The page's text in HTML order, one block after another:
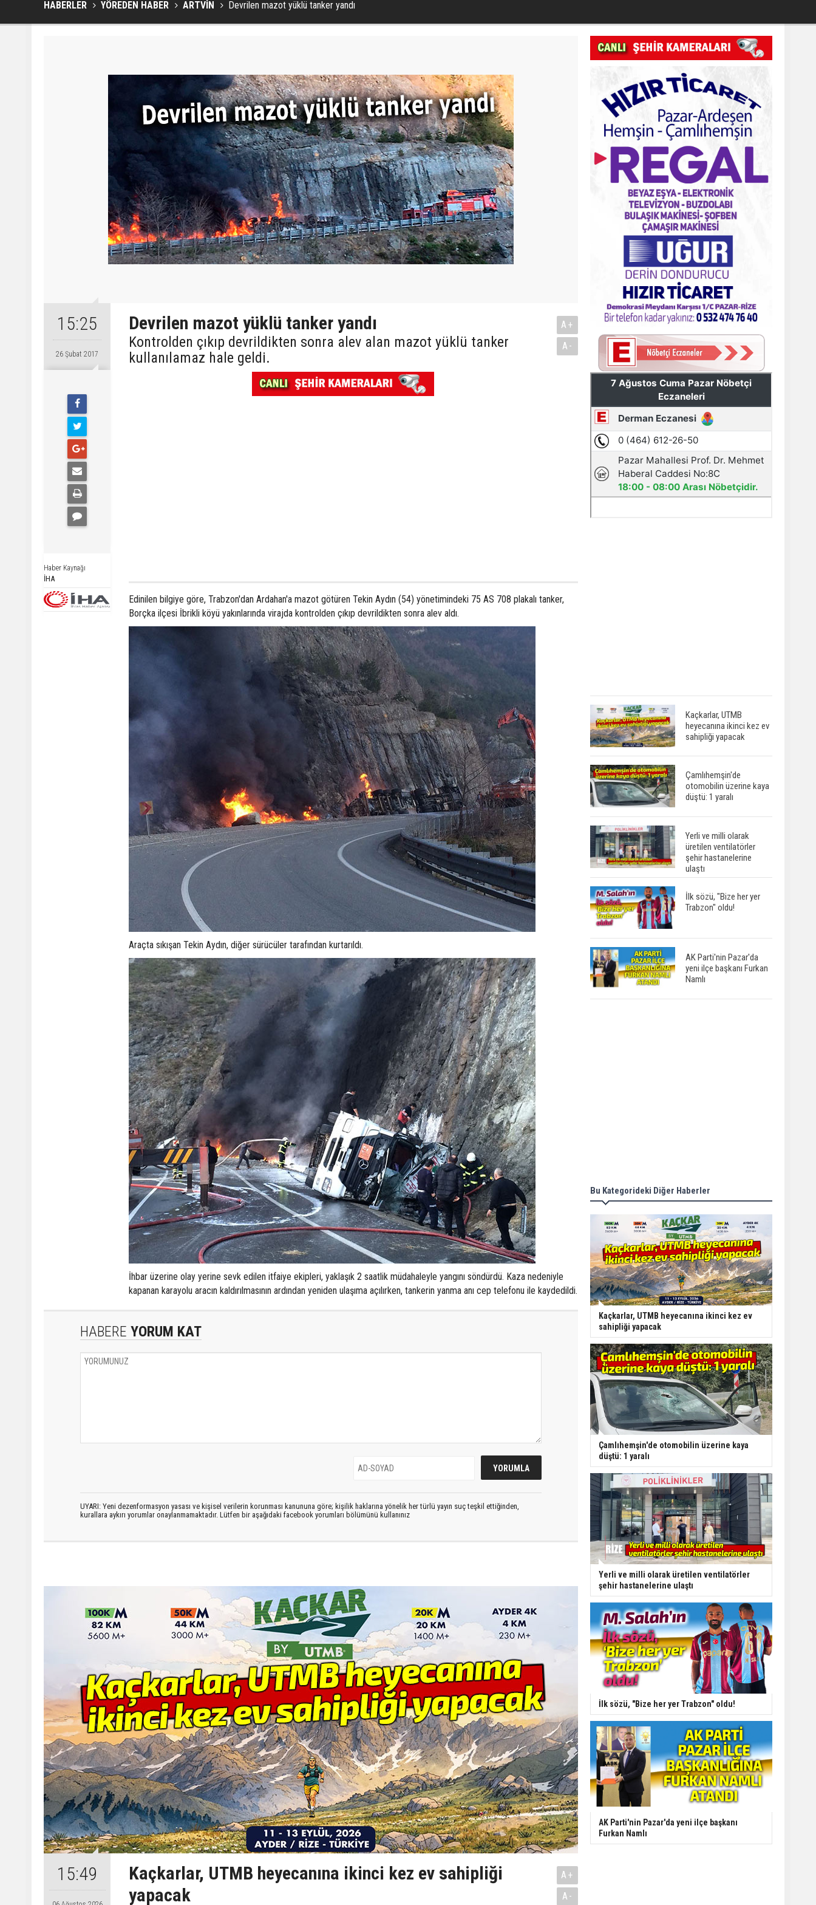
HABERLER YÖREDEN HABER ARTVİN Devrilen mazot yüklü tanker yandı
15:25
26 Şubat 2017
Haber Kaynağı
İHA
Devrilen mazot yüklü tanker yandı
Kontrolden çıkıp devrildikten sonra alev alan mazot yüklü tanker
kullanılamaz hale geldi.
A+
A-
Edinilen bilgiye göre, Trabzon'dan Ardahan'a mazot götüren Tekin Aydın (54) yönetimindeki 75 AS 708 plakalı tanker,
Borçka ilçesi İbrikli köyü yakınlarında virajda kontrolden çıkıp devrildikten sonra alev aldı.
Araçta sıkışan Tekin Aydın, diğer sürücüler tarafından kurtarıldı.
İhbar üzerine olay yerine sevk edilen itfaiye ekipleri, yaklaşık 2 saatlik müdahaleyle yangını söndürdü. Kaza nedeniyle
kapanan karayolu aracın kaldırılmasının ardından yeniden ulaşıma açılırken, tankerin yanma anı cep telefonu ile kaydedildi.
HABERE YORUM KAT
UYARI: Yeni dezenformasyon yasası ve kişisel verilerin korunması kanununa göre; kişilik haklarına yönelik her türlü yayın suç teşkil ettiğinden,
kurallara aykırı yorumlar onaylanmamaktadır. Lütfen bir aşağıdaki facebook yorumları bölümünü kullanınız
15:49
Kaçkarlar, UTMB heyecanına ikinci kez ev sahipliği
yapacak
A+
A-
Kaçkarlar, UTMB
heyecanına ikinci kez ev
sahipliği yapacak
Çamlıhemşin'de
otomobilin üzerine kaya
düştü: 1 yaralı
Yerli ve milli olarak
üretilen ventilatörler
şehir hastanelerine
ulaştı
İlk sözü, "Bize her yer
Trabzon" oldu!
AK Parti'nin Pazar'da
yeni ilçe başkanı Furkan
Namlı
Bu Kategorideki Diğer Haberler
Kaçkarlar, UTMB heyecanına ikinci kez ev
sahipliği yapacak
Çamlıhemşin'de otomobilin üzerine kaya
düştü: 1 yaralı
Yerli ve milli olarak üretilen ventilatörler
şehir hastanelerine ulaştı
İlk sözü, "Bize her yer Trabzon" oldu!
AK Parti'nin Pazar'da yeni ilçe başkanı
Furkan Namlı